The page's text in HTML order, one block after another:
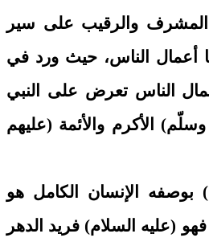
المشرف والرقيب على سير
أعمال الناس، حيث ورد في
الناس تعرض على النبي
الأكرم والأئمة (عليهم
بوصفه الإنسان الكامل هو
(عليه السلام) فريد الدهر